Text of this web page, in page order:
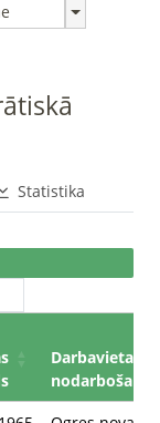
Statistika
Darbavieta /
nodarbošanās